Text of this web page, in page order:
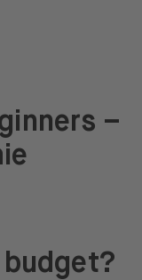
–
budget?